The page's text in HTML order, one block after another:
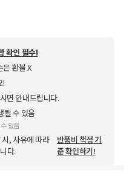
확인 필수!
은 환불 X
!
면 안내드립니다.
될 수 있음
있음
, 사유에 따라
다.
반품비 책정 기
준 확인하기!